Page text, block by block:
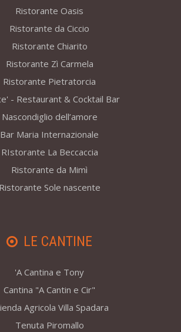
Ristorante Oasis
Ristorante da Ciccio
Ristorante Chiarito
Ristorante Zì Carmela
Ristorante Pietratorcia
- Restaurant & Cocktail Bar
Nascondiglio dell’amore
Bar Maria Internazionale
RIstorante La Beccaccia
Ristorante da Mimì
Ristorante Sole nascente
LE CANTINE
'A Cantina e Tony
Cantina "A Cantin e Cir"
Agricola Villa Spadara
Tenuta Piromallo